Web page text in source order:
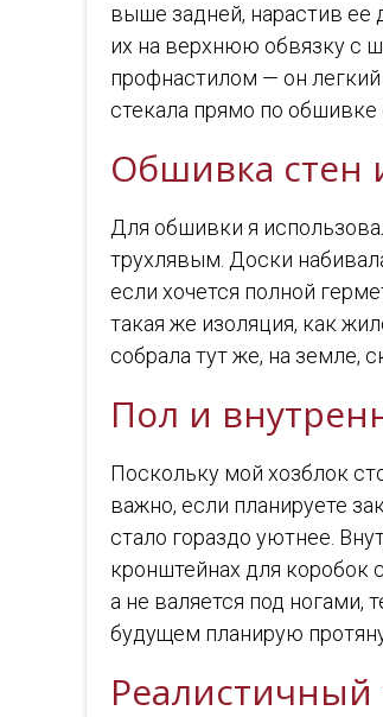
выше задней, нарастив ее
их на верхнюю обвязку с
профнастилом — он
стекала прямо по
Обшивка стен
Для обшивки я
трухлявым. Доски
если хочется полной
такая же изоляция, как
собрала тут же, на земле,
Пол и
Поскольку мой хозблок
важно, если планируете
стало гораздо уютнее.
кронштейнах для коробок
а не валяется под
будущем планирую